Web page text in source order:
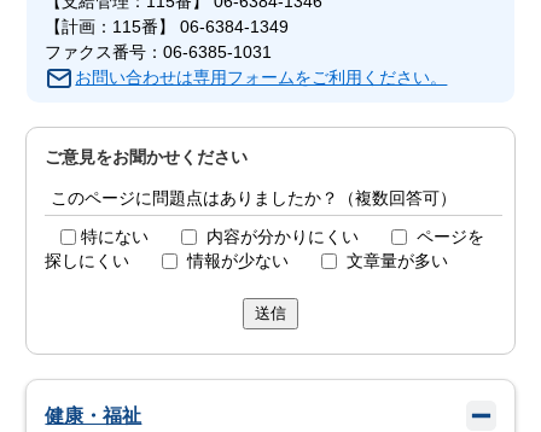
【計画：115番】 06-6384-1349
ファクス番号：06-6385-1031
お問い合わせは専用フォームをご利用ください。
ご意見をお聞かせください
このページに問題点はありましたか？（複数回答可）
特にない 内容が分かりにくい
ページを
探しにくい
情報が少ない 文章量が多い
送信
健康・福祉